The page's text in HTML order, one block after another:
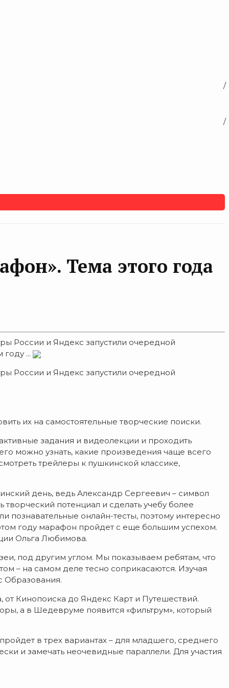
Тема этого года
России и Яндекс запустили очередной
...
России и Яндекс запустили очередной
их на самостоятельные творческие поиски.
задания и видеолекции и проходить
можно узнать, какие произведения чаще всего
трейлеры к пушкинской классике,
день, ведь Александр Сергеевич – символ
потенциал и сделать учебу более
познавательные онлайн-тесты, поэтому интересно
году марафон пройдет с еще большим успехом.
Ольга Любимова.
под другим углом. Мы показываем ребятам, что
– на самом деле тесно соприкасаются. Изучая
Образования.
Кинопоиска до Яндекс Карт и Путешествий.
а в Шедевруме появится «фильтрум», который
в трех вариантах – для младшего, среднего
и замечать неочевидные параллели. Для участия